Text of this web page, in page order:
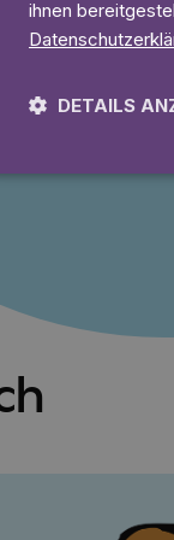
Unbegrenzt lesen
Ohne
Lies 7
ihnen
DETAILS